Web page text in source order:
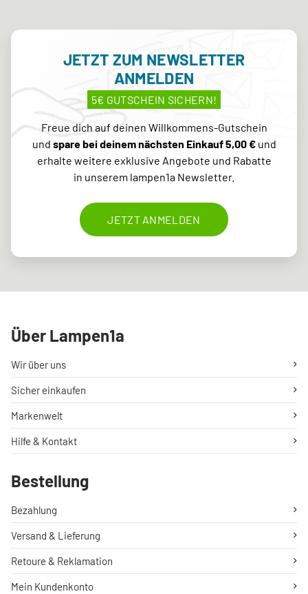
JETZT ZUM NEWSLETTER
ANMELDEN
5€ GUTSCHEIN SICHERN!
Freue dich auf deinen Willkommens-Gutschein
und spare bei deinem nächsten Einkauf 5,00 €und
erhalte weitere exklusive Angebote und Rabatte
in unserem lampen1a Newsletter.
JETZT ANMELDEN
Über Lampen1a
Wir über uns
Sicher einkaufen
Markenwelt
Hilfe & Kontakt
Bestellung
Bezahlung
Versand & Lieferung
Retoure & Reklamation
Mein Kundenkonto